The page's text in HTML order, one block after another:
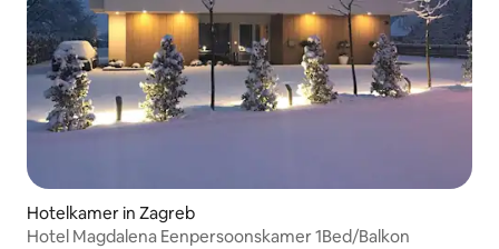
Hotelkamer in Zagreb
Hotel Magdalena Eenpersoonskamer 1Bed/Balkon